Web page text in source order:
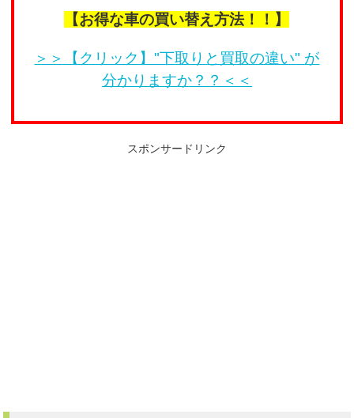
【お得な車の買い替え方法！！】
＞＞【クリック】"下取りと買取の違い" が
分かりますか？？＜＜
スポンサードリンク